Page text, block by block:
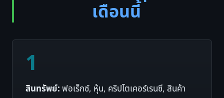
เดือนนี้
1
สินทรัพย์:ฟอเร็กซ์, หุ้น, คริปโตเคอร์เรนซี, สินค้า